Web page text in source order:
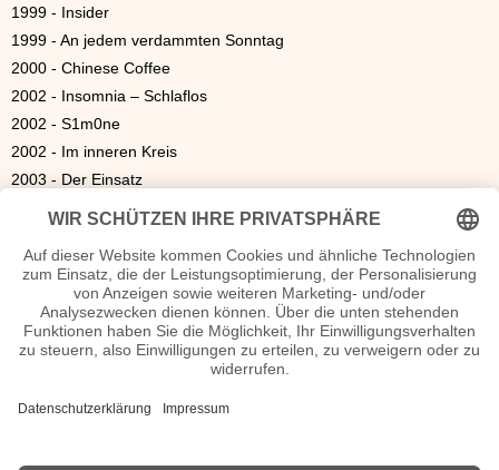
1999 - Insider
1999 - An jedem verdammten Sonntag
2000 - Chinese Coffee
2002 - Insomnia – Schlaflos
2002 - S1m0ne
2002 - Im inneren Kreis
2003 - Der Einsatz
2003 - Liebe mit Risiko – Gigli
2004 - Der Kaufmann von Venedig
2005 - Das schnelle Geld
2007 - 88 Minuten
2007 - Ocean’s 13
2008 - Kurzer Prozess – Righteous Kill
2009 - Salomaybe?